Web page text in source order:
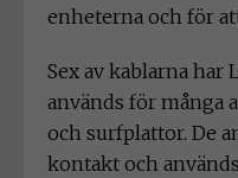
enheterna och för
Sex av kablarna
används för många
och surfplattor. De
kontakt och